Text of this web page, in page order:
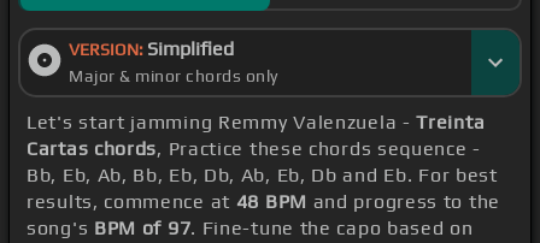
VERSION: Simplified
Major & minor chords only
Let's start jamming Remmy Valenzuela -Treinta
Cartas chords, Practice these chords sequence -
Bb, Eb, Ab, Bb, Eb, Db, Ab, Eb, Db and Eb. For best
results, commence at 48 BPM and progress to the
song's BPM of 97. Fine-tune the capo based on